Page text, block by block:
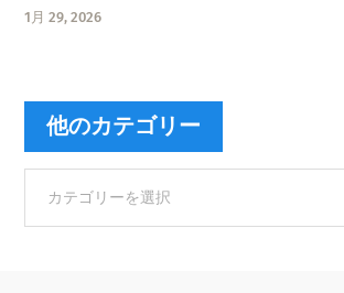
1月 29, 2026
他のカテゴリー
カ